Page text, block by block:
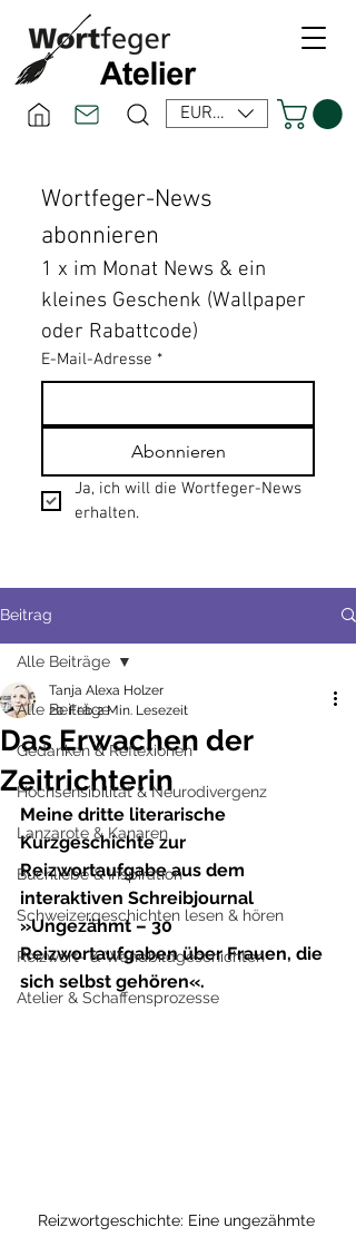
EUR (€)
Wortfeger-News
abonnieren
1 x im Monat News & ein
kleines Geschenk (Wallpaper
oder Rabattcode)
E-Mail-Adresse *
Abonnieren
Ja, ich will die Wortfeger-News
erhalten.
Beitrag
Alle Beiträge
Gedanken & Reflexionen
Hochsensibilität & Neurodivergenz
Lanzarote & Kanaren
Buchliebe & Inspiration
Schweizergeschichten lesen & hören
Reizwort- & Wandbildgeschichten
Atelier & Schaffensprozesse
Alle Beiträge
Das Erwachen der
Zeitrichterin
Tanja Alexa Holzer
20. Feb.2 Min. Lesezeit
Meine dritte literarische
Kurzgeschichte zur
Reizwortaufgabe aus dem
interaktiven Schreibjournal
»Ungezähmt – 30
Reizwortaufgaben über Frauen, die
sich selbst gehören«.
Reizwortgeschichte: Eine ungezähmte